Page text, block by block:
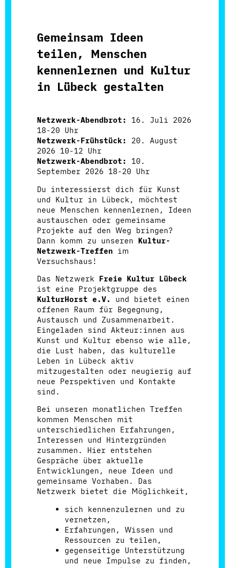
Gemeinsam Ideen
teilen, Menschen
kennenlernen und Kultur
in Lübeck gestalten
Netzwerk-Abendbrot:
16. Juli 2026
18-20 Uhr
Netzwerk-Frühstück:
20. August
2026 10-12 Uhr
Netzwerk-Abendbrot:
10.
September 2026 18-20 Uhr
Du interessierst dich für Kunst
und Kultur in Lübeck, möchtest
neue Menschen kennenlernen, Ideen
austauschen oder gemeinsame
Projekte auf den Weg bringen?
Dann komm zu unseren Kultur-
Netzwerk-Treffen im
Versuchshaus !
Das Netzwerk Freie Kultur Lübeck
ist eine Projektgruppe des
KulturHorst e.V.
und bietet einen
offenen Raum für Begegnung,
Austausch und Zusammenarbeit.
Eingeladen sind Akteur:innen aus
Kunst und Kultur ebenso wie alle,
die Lust haben, das kulturelle
Leben in Lübeck aktiv
mitzugestalten oder neugierig auf
neue Perspektiven und Kontakte
sind.
Bei unseren monatlichen Treffen
kommen Menschen mit
unterschiedlichen Erfahrungen,
Interessen und Hintergründen
zusammen. Hier entstehen
Gespräche über aktuelle
Entwicklungen, neue Ideen und
gemeinsame Vorhaben. Das
Netzwerk bietet die Möglichkeit,
sich kennenzulernen und zu
vernetzen,
Erfahrungen, Wissen und
Ressourcen zu teilen,
gegenseitige Unterstützung
und neue Impulse zu finden,